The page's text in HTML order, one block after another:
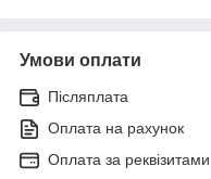
Умови оплати
Післяплата
Оплата на рахунок
Оплата за реквізитами